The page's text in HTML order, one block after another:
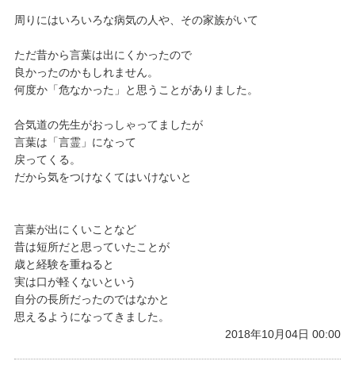
周りにはいろいろな病気の人や、その家族がいて
ただ昔から言葉は出にくかったので
良かったのかもしれません。
何度か「危なかった」と思うことがありました。
合気道の先生がおっしゃってましたが
言葉は「言霊」になって
戻ってくる。
だから気をつけなくてはいけないと
言葉が出にくいことなど
昔は短所だと思っていたことが
歳と経験を重ねると
実は口が軽くないという
自分の長所だったのではなかと
思えるようになってきました。
2018年10月04日 00:00